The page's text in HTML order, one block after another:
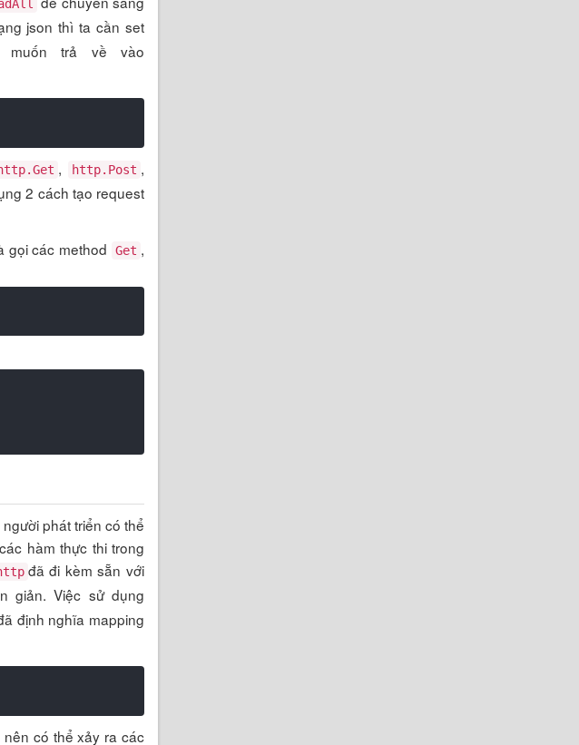
json thì ta cần set
trả về vào
, http.Post ,
2 cách tạo request
gọi các method Get ,
phát triển có thể
hàm thực thi trong
đã đi kèm sẵn với
giản. Việc sử dụng
định nghĩa mapping
có thể xảy ra các